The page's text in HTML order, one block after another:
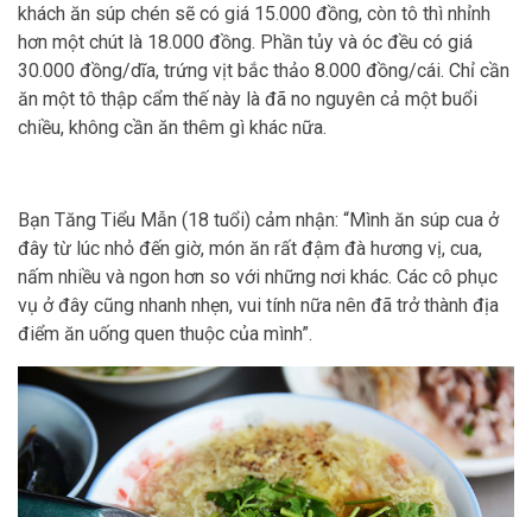
khách ăn súp chén sẽ có giá 15.000 đồng, còn tô thì nhỉnh
hơn một chút là 18.000 đồng. Phần tủy và óc đều có giá
30.000 đồng/dĩa, trứng vịt bắc thảo 8.000 đồng/cái. Chỉ cần
ăn một tô thập cẩm thế này là đã no nguyên cả một buổi
chiều, không cần ăn thêm gì khác nữa.
Bạn Tăng Tiểu Mẫn (18 tuổi) cảm nhận: “Mình ăn súp cua ở
đây từ lúc nhỏ đến giờ, món ăn rất đậm đà hương vị, cua,
nấm nhiều và ngon hơn so với những nơi khác. Các cô phục
vụ ở đây cũng nhanh nhẹn, vui tính nữa nên đã trở thành địa
điểm ăn uống quen thuộc của mình”.